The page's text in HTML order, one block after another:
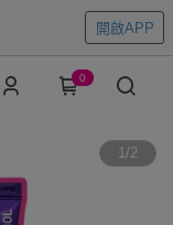
開啟APP
0
1/2